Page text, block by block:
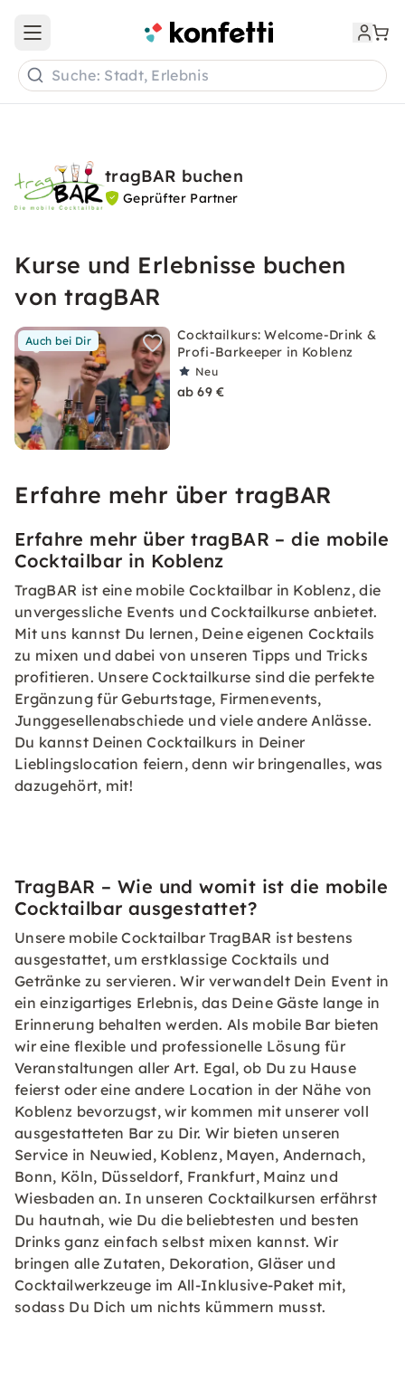
Open main menu
Suche: Stadt, Erlebnis
tragBAR buchen
Geprüfter Partner
Kurse und Erlebnisse buchen
von tragBAR
Auch bei Dir
Cocktailkurs: Welcome-Drink &
Profi-Barkeeper in Koblenz
Neu
ab 69 €
Erfahre mehr über tragBAR
Erfahre mehr über tragBAR – die mobile
Cocktailbar in Koblenz
TragBAR ist eine mobile Cocktailbar in Koblenz, die
unvergessliche Events und Cocktailkurse anbietet.
Mit uns kannst Du lernen, Deine eigenen Cocktails
zu mixen und dabei von unseren Tipps und Tricks
profitieren. Unsere Cocktailkurse sind die perfekte
Ergänzung für Geburtstage, Firmenevents,
Junggesellenabschiede und viele andere Anlässe.
Du kannst Deinen Cocktailkurs in Deiner
Lieblingslocation feiern, denn wir bringenalles, was
dazugehört, mit!
TragBAR – Wie und womit ist die mobile
Cocktailbar ausgestattet?
Unsere mobile Cocktailbar TragBAR ist bestens
ausgestattet, um erstklassige Cocktails und
Getränke zu servieren. Wir verwandelt Dein Event in
ein einzigartiges Erlebnis, das Deine Gäste lange in
Erinnerung behalten werden. Als mobile Bar bieten
wir eine flexible und professionelle Lösung für
Veranstaltungen aller Art. Egal, ob Du zu Hause
feierst oder eine andere Location in der Nähe von
Koblenz bevorzugst, wir kommen mit unserer voll
ausgestatteten Bar zu Dir. Wir bieten unseren
Service in Neuwied, Koblenz, Mayen, Andernach,
Bonn, Köln, Düsseldorf, Frankfurt, Mainz und
Wiesbaden an. In unseren Cocktailkursen erfährst
Du hautnah, wie Du die beliebtesten und besten
Drinks ganz einfach selbst mixen kannst. Wir
bringen alle Zutaten, Dekoration, Gläser und
Cocktailwerkzeuge im All-Inklusive-Paket mit,
sodass Du Dich um nichts kümmern musst.